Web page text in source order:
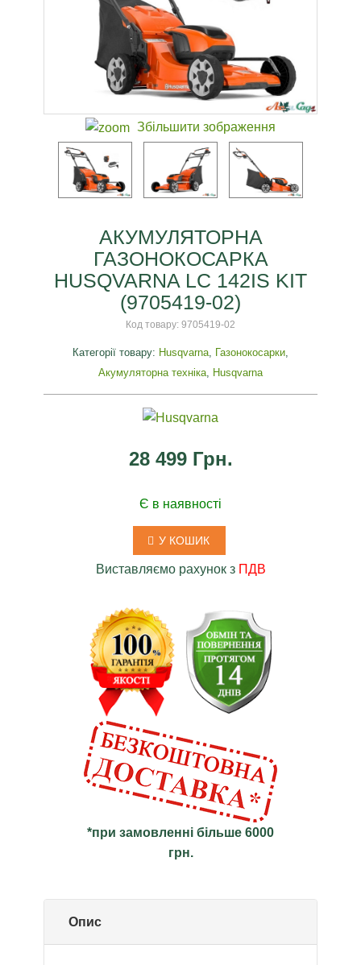
Збільшити зображення
АКУМУЛЯТОРНА
ГАЗОНОКОСАРКА
HUSQVARNA LC 142IS KIT
(9705419-02)
Код товару: 9705419-02
Категорії товару: Husqvarna Газонокосарки
Акумуляторна техніка
Husqvarna
28 499 Грн.
Є в наявності
У КОШИК
Виставляємо рахунок з ПДВ
*при замовленні більше 6000
грн.
Опис